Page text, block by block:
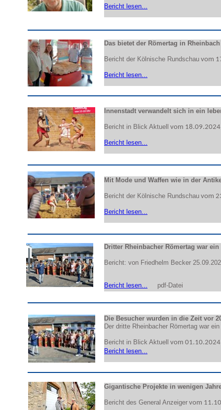
Bericht lesen...
Das bietet der Römertag in
Bericht der Kölnische Rundschau vom
Bericht lesen...
Innenstadt verwandelt sich in ein
Bericht in Blick Aktuell vom 18.09.2024
Bericht lesen...
Mit Mode und Waffen wie in der
Bericht der Kölnische Rundschau vom
Bericht lesen...
Dritter Rheinbacher Römertag war
Bericht: von Friedhelm Becker
Bericht lesen... pdf-Datei
Die Besucher wurden in die Zeit vor
Der dritte Rheinbacher Römertag war
Bericht in Blick Aktuell vom 01.10.2024
Bericht lesen...
Gigantische Projekte in wenigen
Bericht des General Anzeiger vom 11.10